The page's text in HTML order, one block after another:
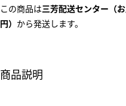
この商品は三芳配送センター（
円） から発送します。
商品説明